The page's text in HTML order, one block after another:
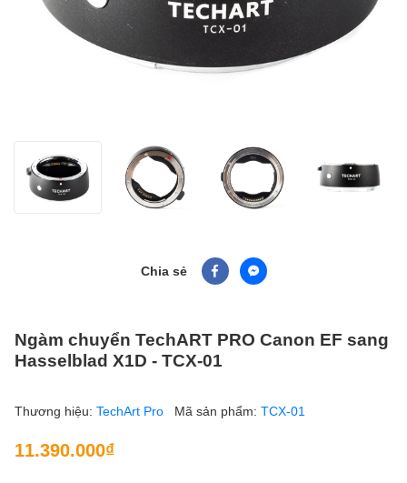
Chia sẻ
Ngàm chuyển TechART PRO Canon EF sang
Hasselblad X1D - TCX-01
Thương hiệu: TechArt Pro Mã sản phẩm: TCX-01
11.390.000₫